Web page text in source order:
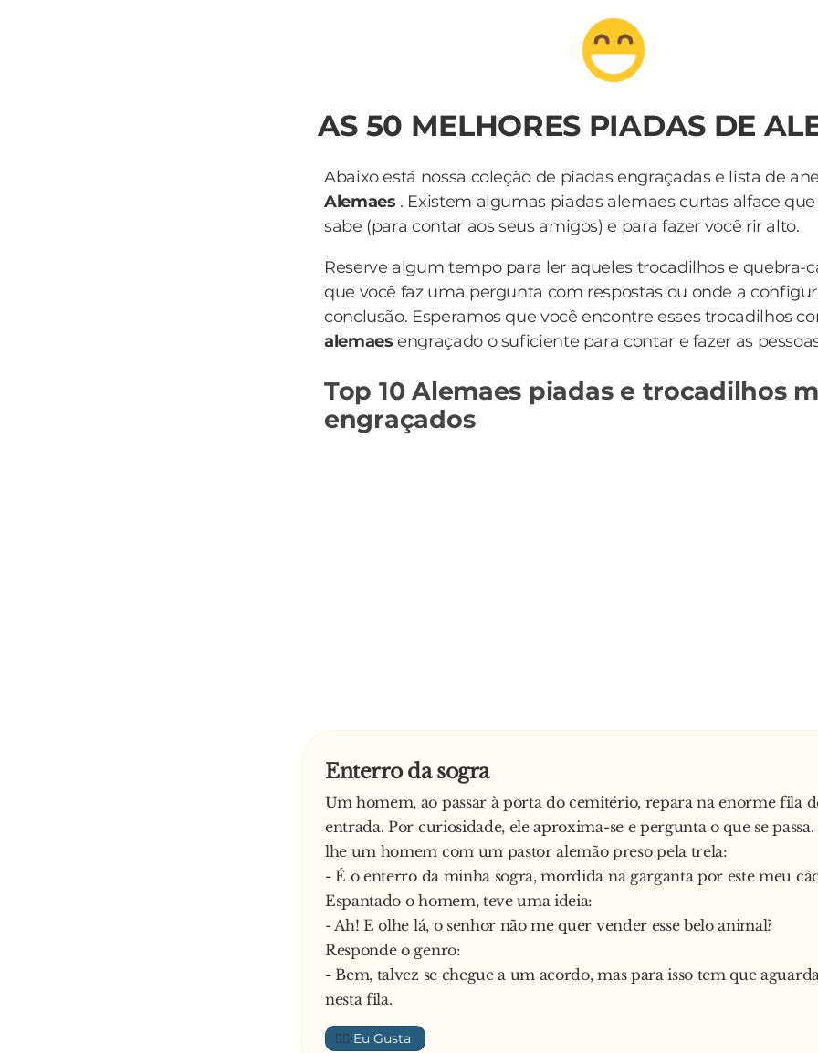
AS 50 MELHORES PIADAS DE
Abaixo está nossa coleção de piadas engraçadas e lista de
Alemaes . Existem algumas piadas alemaes curtas alface
sabe (para contar aos seus amigos) e para fazer você rir alto.
Reserve algum tempo para ler aqueles trocadilhos e quebra-
que você faz uma pergunta com respostas ou onde a
conclusão. Esperamos que você encontre esses trocadilhos
alemaesengraçado o suficiente para contar e fazer as
Top 10 Alemaes piadas e trocadilhos
engraçados
Enterro da sogra
Um homem, ao passar à porta do cemitério, repara na enorme fila
entrada. Por curiosidade, ele aproxima-se e pergunta o que se
lhe um homem com um pastor alemão preso pela trela:
- É o enterro da minha sogra, mordida na garganta por este meu
Espantado o homem, teve uma ideia:
- Ah! E olhe lá, o senhor não me quer vender esse belo animal?
Responde o genro:
- Bem, talvez se chegue a um acordo, mas para isso tem que
nesta fila.
👍🏼